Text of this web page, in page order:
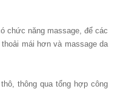
chức năng massage, để các
mái hơn và massage da
thông qua tổng hợp công